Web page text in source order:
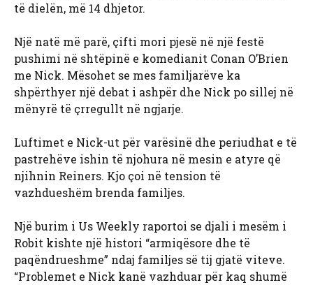
të dielën, më 14 dhjetor.
Një natë më parë, çifti mori pjesë në një festë
pushimi në shtëpinë e komedianit Conan O’Brien
me Nick. Mësohet se mes familjarëve ka
shpërthyer një debat i ashpër dhe Nick po sillej në
mënyrë të çrregullt në ngjarje.
Luftimet e Nick-ut për varësinë dhe periudhat e të
pastrehëve ishin të njohura në mesin e atyre që
njihnin Reiners. Kjo çoi në tension të
vazhdueshëm brenda familjes.
Një burim i Us Weekly raportoi se djali i mesëm i
Robit kishte një histori “armiqësore dhe të
paqëndrueshme” ndaj familjes së tij gjatë viteve.
“Problemet e Nick kanë vazhduar për kaq shumë